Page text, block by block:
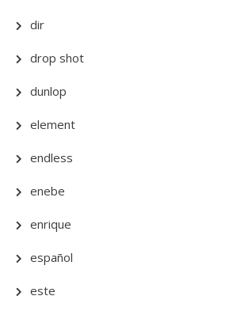
dir
drop shot
dunlop
element
endless
enebe
enrique
español
este